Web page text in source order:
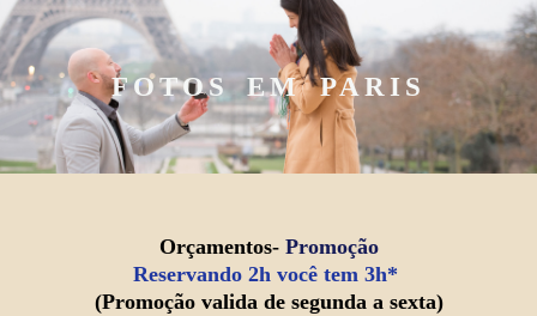
FOTOS EM PARIS
Orçamentos- Promoção
Reservando 2h você tem 3h*
(Promoção valida de segunda a sexta)